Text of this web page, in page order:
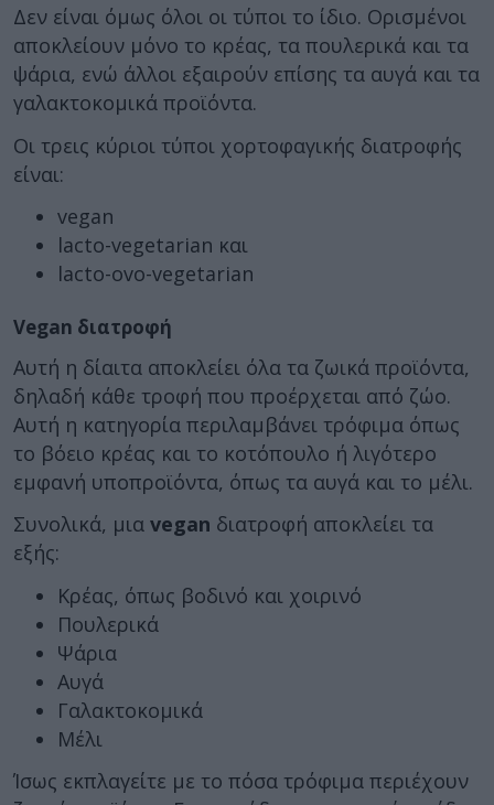
Δεν είναι όμως όλοι οι τύποι το ίδιο. Ορισμένοι
αποκλείουν μόνο το κρέας, τα πουλερικά και τα
ψάρια, ενώ άλλοι εξαιρούν επίσης τα αυγά και τα
γαλακτοκομικά προϊόντα.
Οι τρεις κύριοι τύποι χορτοφαγικής διατροφής
είναι:
vegan
lacto-vegetarian και
lacto-ovo-vegetarian
Vegan διατροφή
Αυτή η δίαιτα αποκλείει όλα τα ζωικά προϊόντα,
δηλαδή κάθε τροφή που προέρχεται από ζώο.
Αυτή η κατηγορία περιλαμβάνει τρόφιμα όπως
το βόειο κρέας και το κοτόπουλο ή λιγότερο
εμφανή υποπροϊόντα, όπως τα αυγά και το μέλι.
Συνολικά, μια vegan διατροφή αποκλείει τα
εξής:
Κρέας, όπως βοδινό και χοιρινό
Πουλερικά
Ψάρια
Αυγά
Γαλακτοκομικά
Μέλι
Ίσως εκπλαγείτε με το πόσα τρόφιμα περιέχουν